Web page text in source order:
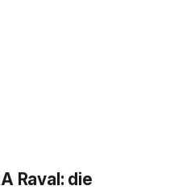
Raval: die